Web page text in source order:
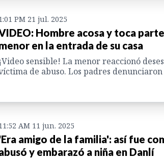
PM 21 jul. 2025
Hombre acosa y toca
en la entrada de su casa
¡Video sensible! La menor reaccionó
de abuso. Los padres
AM 11 jun. 2025
amigo de la familia': así fue
y embarazó a niña en Danlí